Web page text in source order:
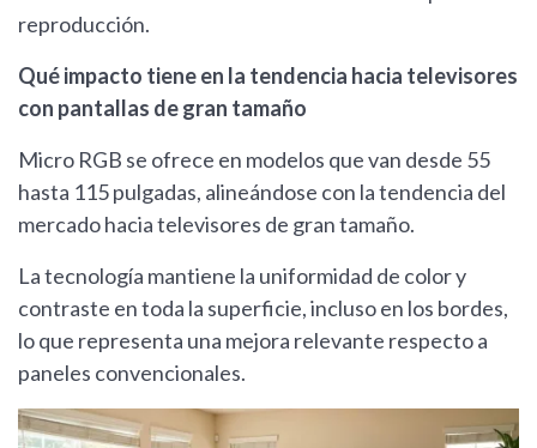
reproducción.
Qué impacto tiene en la tendencia hacia televisores
con pantallas de gran tamaño
Micro RGB se ofrece en modelos que van desde 55
hasta 115 pulgadas, alineándose con la tendencia del
mercado hacia televisores de gran tamaño.
La tecnología mantiene la uniformidad de color y
contraste en toda la superficie, incluso en los bordes,
lo que representa una mejora relevante respecto a
paneles convencionales.